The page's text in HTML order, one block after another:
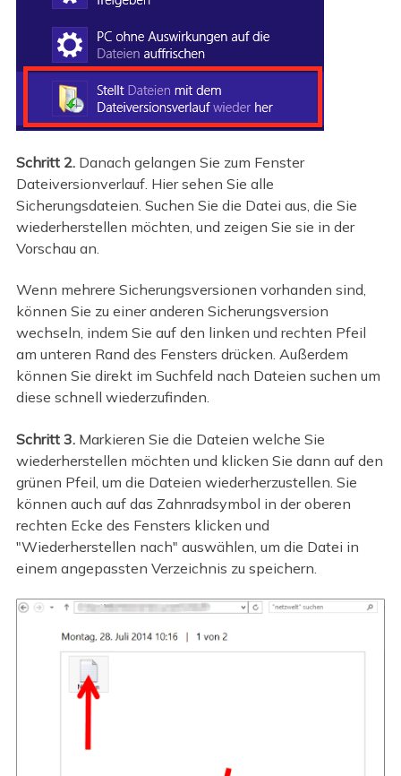
Schritt 2.Danach gelangen Sie zum Fenster
Dateiversionverlauf. Hier sehen Sie alle
Sicherungsdateien. Suchen Sie die Datei aus, die Sie
wiederherstellen möchten, und zeigen Sie sie in der
Vorschau an.
Wenn mehrere Sicherungsversionen vorhanden sind,
können Sie zu einer anderen Sicherungsversion
wechseln, indem Sie auf den linken und rechten Pfeil
am unteren Rand des Fensters drücken. Außerdem
können Sie direkt im Suchfeld nach Dateien suchen um
diese schnell wiederzufinden.
Schritt 3. Markieren Sie die Dateien welche Sie
wiederherstellen möchten und klicken Sie dann auf den
grünen Pfeil, um die Dateien wiederherzustellen. Sie
können auch auf das Zahnradsymbol in der oberen
rechten Ecke des Fensters klicken und
"Wiederherstellen nach" auswählen, um die Datei in
einem angepassten Verzeichnis zu speichern.